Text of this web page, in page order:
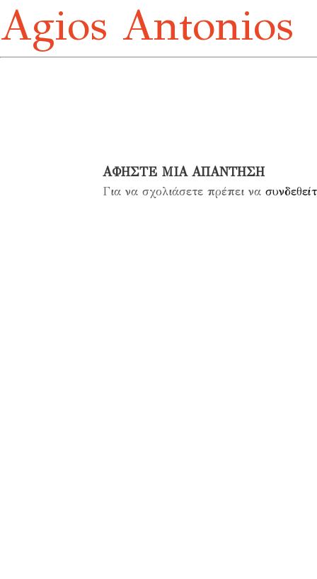
Agios Antonios
ΑΦΉΣΤΕ ΜΙΑ ΑΠΆΝΤΗΣΗ
Για να σχολιάσετε πρέπει να